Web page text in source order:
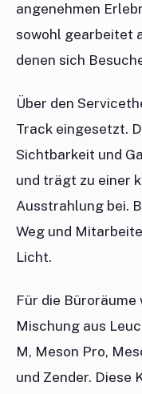
angenehmen
sowohl gearbeitet
denen sich
Über den
Track eingesetzt.
Sichtbarkeit und
und trägt zu einer
Ausstrahlung bei.
Weg und
Licht.
Für die
Mischung aus
M, Meson Pro,
und Zender. Diese